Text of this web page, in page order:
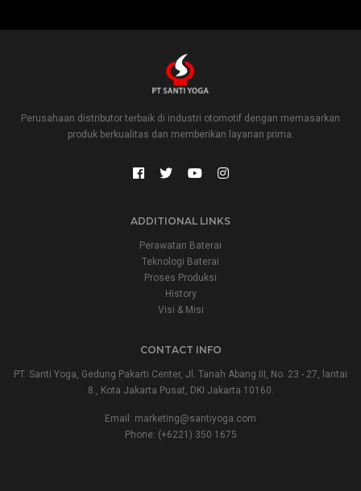
Perusahaan distributor terbaik di industri otomotif dengan memasarkan
produk berkualitas dan memberikan layanan prima.
ADDITIONAL LINKS
Perawatan Baterai
Teknologi Baterai
Proses Produksi
History
Visi & Misi
CONTACT INFO
PT. Santi Yoga, Gedung Pakarti Center, Jl. Tanah Abang III, No. 23 - 27, lantai
8., Kota Jakarta Pusat, DKI Jakarta 10160.
Email: marketing@santiyoga.com
Phone: (+6221) 350 1675